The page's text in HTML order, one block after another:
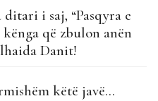
i saj, “Pasqyra e
kënga që zbulon anën
Danit!
këtë javë…